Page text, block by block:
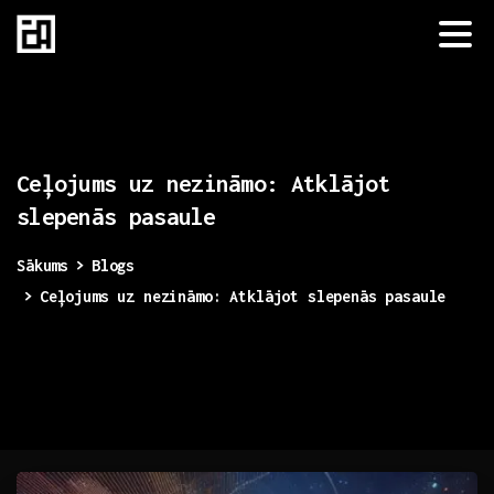
Ceļojums uz nezināmo:
Atklājot
slepenās pasaule
Sākums
Blogs
Ceļojums uz nezināmo: Atklājot slepenās pasaule